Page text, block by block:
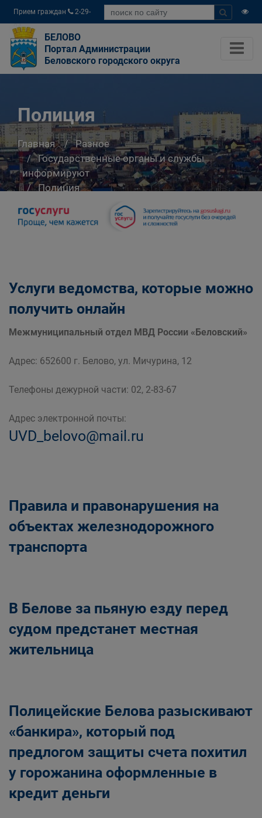
Прием граждан
2-29-
04
БЕЛОВО
Портал Администрации
Беловского городского округа
Полиция
Главная
Разное
Государственные органы и службы
информируют
Полиция
Услуги ведомства, которые можно
получить онлайн
Межмуниципальный отдел МВД России «Беловский»
Адрес: 652600 г. Белово, ул. Мичурина, 12
Телефоны дежурной части: 02, 2-83-67
Адрес электронной почты:
UVD_belovo@mail.ru
Правила и правонарушения на
объектах железнодорожного
транспорта
В Белове за пьяную езду перед
судом предстанет местная
жительница
Полицейские Белова разыскивают
«банкира», который под
предлогом защиты счета похитил
у горожанина оформленные в
кредит деньги